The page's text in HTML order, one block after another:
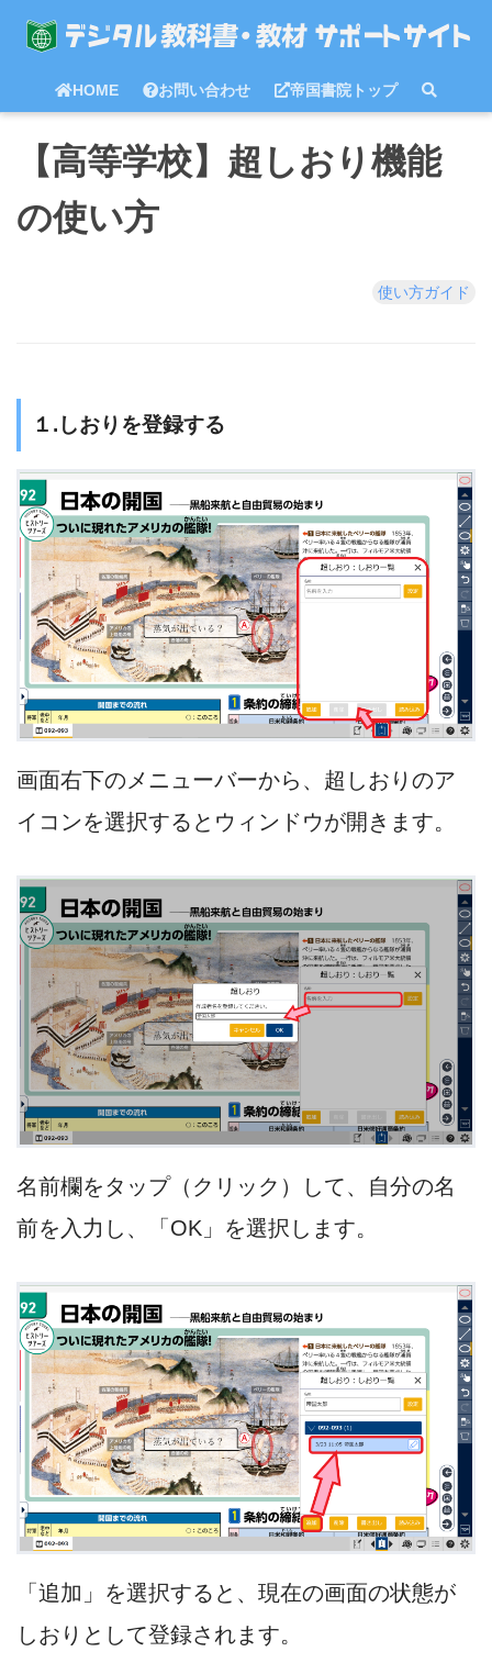
HOME お問い合わせ 帝国書院トップ
【高等学校】超しおり機能
の使い方
使い方ガイド
１.しおりを登録する
画面右下のメニューバーから、超しおりのア
イコンを選択するとウィンドウが開きます。
名前欄をタップ（クリック）して、自分の名
前を入力し、「OK」を選択します。
「追加」を選択すると、現在の画面の状態が
しおりとして登録されます。